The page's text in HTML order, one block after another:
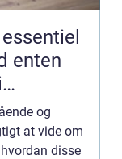
enten
og
at vide om
disse